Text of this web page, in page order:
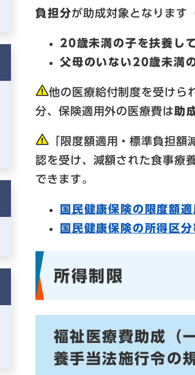
負担分が助成対象となります
20歳未満の子を扶養し
父母のいない20歳未満
他の医療給付制度を受けら
分、保険適用外の医療費は 助
「限度額適用・標準負担
認を受け、減額された食事療
できます。
国民健康保険の限度額
国民健康保険の所得区分
所得制限
福祉医療費助成（
養手当法施行令の